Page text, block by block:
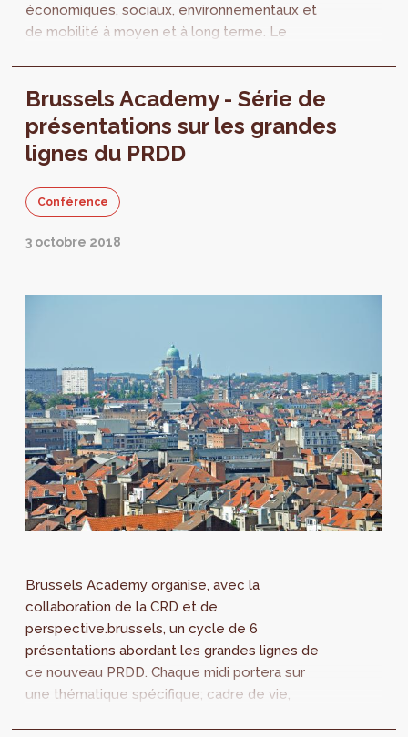
économiques, sociaux, environnementaux et
de mobilité à moyen et à long terme. Le
Brussels Academy - Série de
présentations sur les grandes
lignes du PRDD
Conférence
3 octobre 2018
Brussels Academy organise, avec la
collaboration de la CRD et de
perspective.brussels, un cycle de 6
présentations abordant les grandes lignes de
ce nouveau PRDD. Chaque midi portera sur
une thématique spécifique; cadre de vie,